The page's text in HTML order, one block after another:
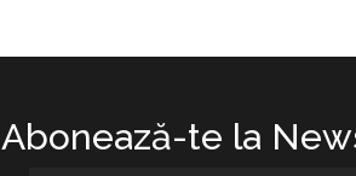
Abonează-te la